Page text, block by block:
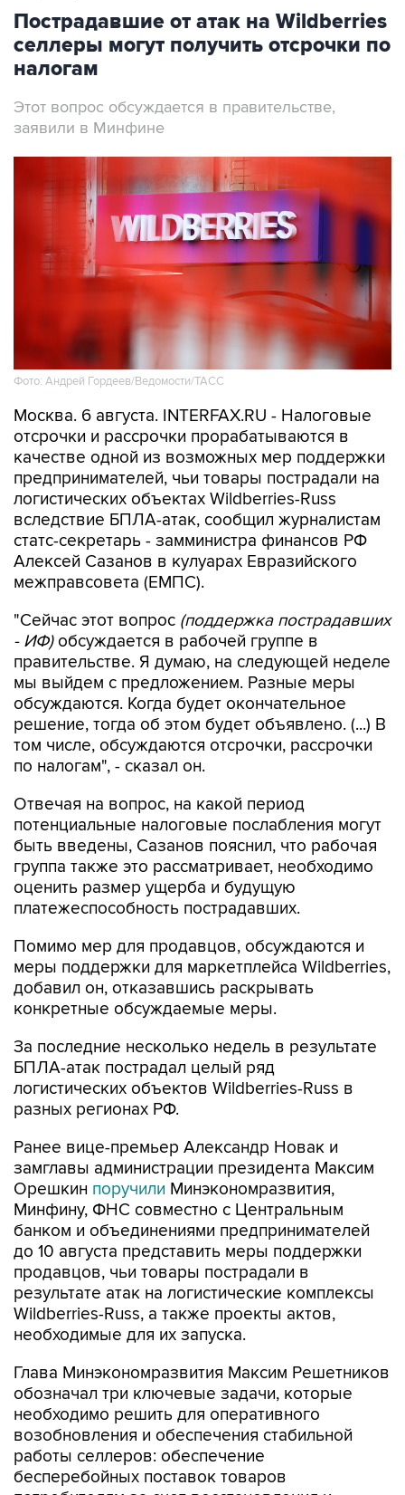
Пострадавшие от атак на Wildberries
селлеры могут получить отсрочки по
налогам
Этот вопрос обсуждается в правительстве,
заявили в Минфине
Фото: Андрей Гордеев/Ведомости/ТАСС
Москва. 6 августа. INTERFAX.RU - Налоговые
отсрочки и рассрочки прорабатываются в
качестве одной из возможных мер поддержки
предпринимателей, чьи товары пострадали на
логистических объектах Wildberries-Russ
вследствие БПЛА-атак, сообщил журналистам
статс-секретарь - замминистра финансов РФ
Алексей Сазанов в кулуарах Евразийского
межправсовета (ЕМПС).
"Сейчас этот вопрос (поддержка пострадавших
- ИФ)обсуждается в рабочей группе в
правительстве. Я думаю, на следующей неделе
мы выйдем с предложением. Разные меры
обсуждаются. Когда будет окончательное
решение, тогда об этом будет объявлено. (...) В
том числе, обсуждаются отсрочки, рассрочки
по налогам", - сказал он.
Отвечая на вопрос, на какой период
потенциальные налоговые послабления могут
быть введены, Сазанов пояснил, что рабочая
группа также это рассматривает, необходимо
оценить размер ущерба и будущую
платежеспособность пострадавших.
Помимо мер для продавцов, обсуждаются и
меры поддержки для маркетплейса Wildberries,
добавил он, отказавшись раскрывать
конкретные обсуждаемые меры.
За последние несколько недель в результате
БПЛА-атак пострадал целый ряд
логистических объектов Wildberries-Russ в
разных регионах РФ.
Ранее вице-премьер Александр Новак и
замглавы администрации президента Максим
Орешкин поручили Минэкономразвития,
Минфину, ФНС совместно с Центральным
банком и объединениями предпринимателей
до 10 августа представить меры поддержки
продавцов, чьи товары пострадали в
результате атак на логистические комплексы
Wildberries-Russ, а также проекты актов,
необходимые для их запуска.
Глава Минэкономразвития Максим Решетников
обозначал три ключевые задачи, которые
необходимо решить для оперативного
возобновления и обеспечения стабильной
работы селлеров: обеспечение
бесперебойных поставок товаров